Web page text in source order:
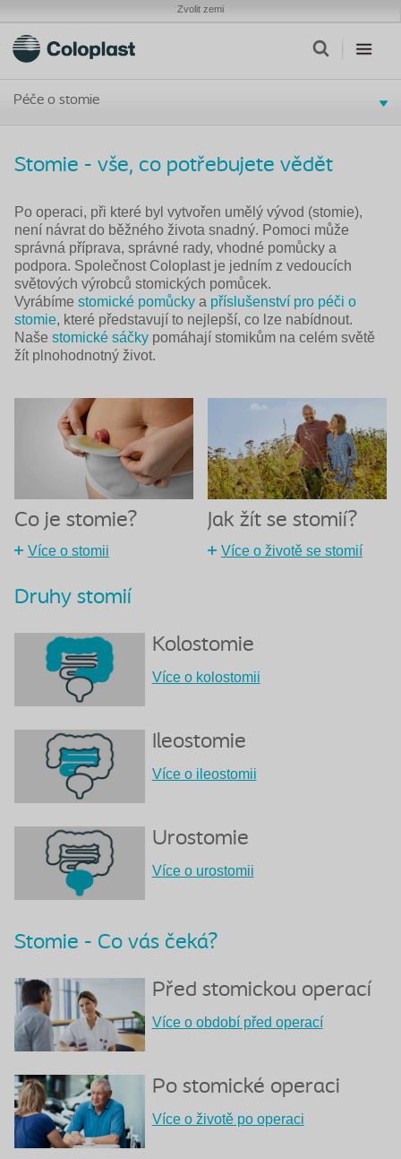
Zvolit zemi
Péče o stomie
Stomie - vše, co potřebujete vědět
Po operaci, při které byl vytvořen umělý vývod (stomie),
není návrat do běžného života snadný. Pomoci může
správná příprava, správné rady, vhodné pomůcky a
podpora. Společnost Coloplast je jedním z vedoucích
světových výrobců stomických pomůcek.
Vyrábíme stomické pomůcky a příslušenství pro péči o
stomie, které představují to nejlepší, co lze nabídnout.
Naše stomické sáčky pomáhají stomikům na celém světě
žít plnohodnotný život.
Co je stomie?
Více o stomii
Jak žít se stomií?
Více o životě se stomií
Druhy stomií
Kolostomie
Více o kolostomii
Ileostomie
Více o ileostomii
Urostomie
Více o urostomii
Stomie - Co vás čeká?
Před stomickou operací
Více o období před operací
Po stomické operaci
Více o životě po operaci